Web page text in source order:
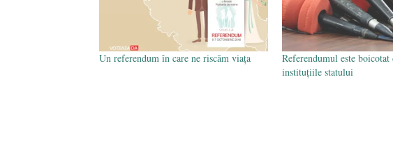
Un referendum în care ne riscăm viața
Referendumul este boicotat
instituțiile statului